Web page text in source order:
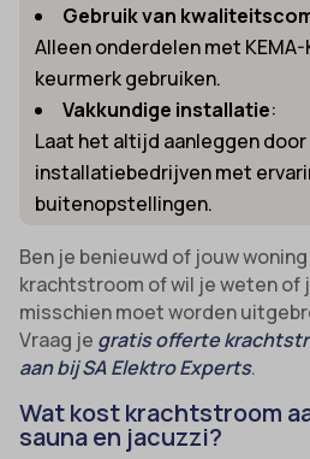
Gebruik van
Alleen onderdelen met KEMA-
keurmerk gebruiken.
Vakkundige installatie:
Laat het altijd aanleggen
installatiebedrijven met
buitenopstellingen.
Ben je benieuwd of jouw
krachtstroom of wil je weten of
misschien moet worden
Vraag je gratis offerte
aan bij SA Elektro Experts.
Wat kost krachtstroom
sauna en jacuzzi?